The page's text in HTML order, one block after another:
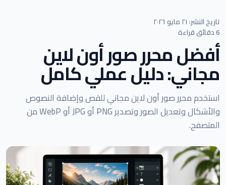
تاريخ النشر: ٢١ مايو ٢٠٢٦
6 دقائق قراءة
أفضل محرر صور أون لاين
مجاني: دليل عملي كامل
استخدم محرر صور أون لاين مجاني للقص وإضافة النصوص
والأشكال وتعديل الصور وتصدير PNG أو JPG أو WebP من
المتصفح.